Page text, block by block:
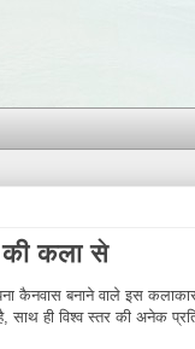
की कला से
कैनवास बनाने वाले इस
साथ ही विश्व स्तर की अनेक